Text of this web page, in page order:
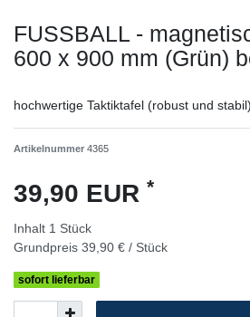
FUSSBALL -
600 x 900 mm (Grün)
hochwertige Taktiktafel (robust und stabil)
Artikelnummer 4365
39,90 EUR *
Inhalt 1 Stück
Grundpreis 39,90 € / Stück
sofort lieferbar